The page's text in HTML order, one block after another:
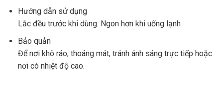
Hướng dẫn sử dụng
Lắc đều trước khi dùng. Ngon hơn khi uống lạnh
Bảo quản
Để nơi khô ráo, thoáng mát, tránh ánh sáng trực tiếp hoặc
nơi có nhiệt độ cao.